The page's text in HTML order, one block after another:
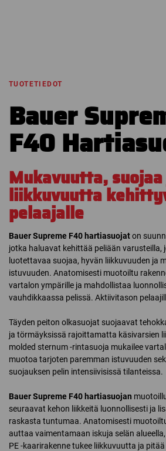
TUOTETIEDOT
Bauer
F40
Mukavuutta,
liikkuvuutta
pelaajalle
BauerSupreme F40 hartiasuojaton
jotka haluavat kehittää peliään varusteilla,
luotettavaa suojaa, hyvän liikkuvuuden ja
istuvuuden. Anatomisesti muotoiltu
vartalon ympärille ja mahdollistaa
vauhdikkaassa pelissä. Aktiivitason
Täyden peiton olkasuojat suojaavat
ja törmäyksissä rajoittamatta käsivarsien
molded sternum -rintasuoja mukailee
muotoa tarjoten paremman istuvuuden
suojauksen pelin intensiivisissä tilanteissa.
BauerSupreme F40 hartiasuojan
seuraavat kehon liikkeitä luonnollisesti ja
raskasta tuntumaa. Anatomisesti
auttaa vaimentamaan iskuja selän
PE -kaarirakenne tukee liikkuvuutta ja